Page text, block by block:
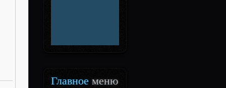
Главное меню